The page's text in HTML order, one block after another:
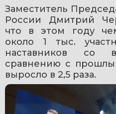
Заместитель
России Дмитрий
что в этом году
около 1 тыс.
наставников со
сравнению с
выросло в 2,5 раза.